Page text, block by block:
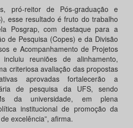
pró-reitor de Pós-graduação e
esse resultado é fruto do trabalho
Posgrap, com destaque para a
de Pesquisa (Copes) e da Divisão
e Acompanhamento de Projetos
reuniões de alinhamento,
criteriosa avaliação das propostas
aprovadas fortalecerão a
de pesquisa da UFS, sendo
da universidade, em plena
institucional de promoção da
excelência”, afirma.